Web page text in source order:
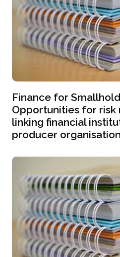
Finance for
Opportunities for risk
linking financial
producer